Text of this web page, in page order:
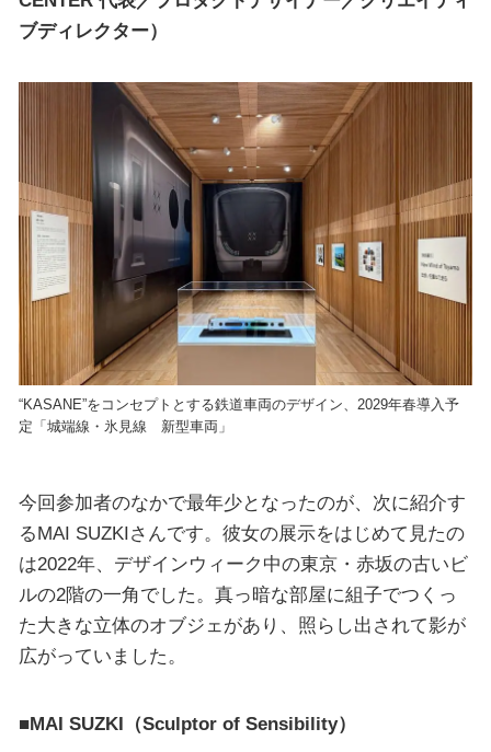
ブディレクター）
“KASANE”をコンセプトとする鉄道車両のデザイン、2029年春導入予
定「城端線・氷見線 新型車両」
今回参加者のなかで最年少となったのが、次に紹介す
るMAI SUZKIさんです。彼女の展示をはじめて見たの
は2022年、デザインウィーク中の東京・赤坂の古いビ
ルの2階の一角でした。真っ暗な部屋に組子でつくっ
た大きな立体のオブジェがあり、照らし出されて影が
広がっていました。
■MAI SUZKI（Sculptor of Sensibility）